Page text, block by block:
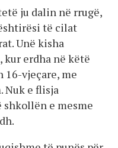
ju dalin në rrugë,
të cilat
Unë kisha
erdha në këtë
16-vjeçare, me
Nuk e flisja
e mesme